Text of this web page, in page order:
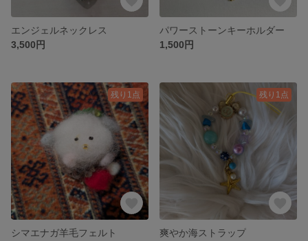
エンジェルネックレス
3,500円
パワーストーンキーホルダー
1,500円
残り1点
シマエナガ羊毛フェルト
残り1点
爽やか海ストラップ